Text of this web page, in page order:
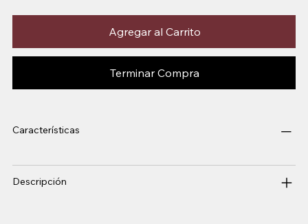
Agregar al Carrito
Terminar Compra
Características
Descripción